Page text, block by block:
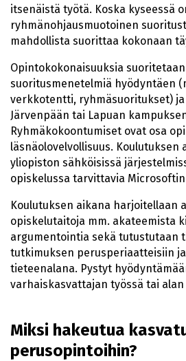
itsenäistä työtä. Koska kyseessä
ryhmänohjausmuotoinen
mahdollista suorittaa kokonaan
Opintokokonaisuuksia
suoritusmenetelmiä hyödyntäen
verkkotentti, ryhmäsuoritukset)
Järvenpään tai Lapuan
Ryhmäkokoontumiset ovat osa
läsnäolovelvollisuus. Koulutuksen
yliopiston sähköisissä
opiskelussa tarvittavia
Koulutuksen aikana harjoitellaan
opiskelutaitoja mm. akateemista
argumentointia sekä tutustutaan
tutkimuksen perusperiaatteisiin
tieteenalana. Pystyt
varhaiskasvattajan työssä tai
Miksi hakeutua
perusopintoihin?